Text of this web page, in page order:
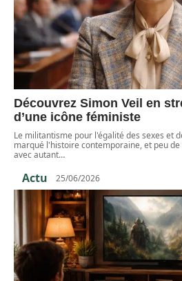
Découvrez Simon Veil en
d’une icône féministe
Le militantisme pour l'égalité des sexes et
marqué l'histoire contemporaine, et peu
avec autant…
Actu 25/06/2026